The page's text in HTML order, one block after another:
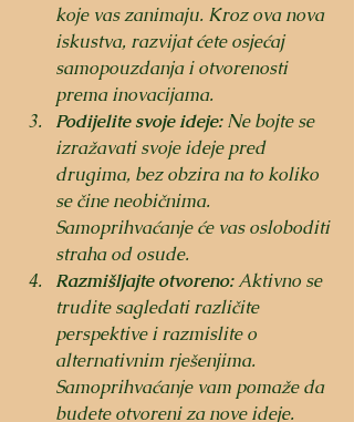
koje vas zanimaju. Kroz ova nova
iskustva, razvijat ćete osjećaj
samopouzdanja i otvorenosti
prema inovacijama.
Podijelite svoje ideje: Ne bojte se
izražavati svoje ideje pred
drugima, bez obzira na to koliko
se čine neobičnima.
Samoprihvaćanje će vas osloboditi
straha od osude.
Razmišljajte otvoreno: Aktivno se
trudite sagledati različite
perspektive i razmislite o
alternativnim rješenjima.
Samoprihvaćanje vam pomaže da
budete otvoreni za nove ideje.